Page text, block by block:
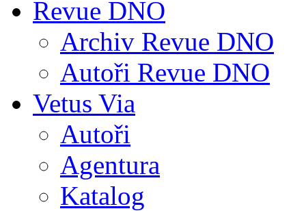
Revue DNO
Archiv Revue DNO
Autoři Revue DNO
Vetus Via
Autoři
Agentura
Katalog